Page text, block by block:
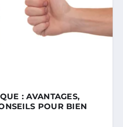
: AVANTAGES,
POUR BIEN